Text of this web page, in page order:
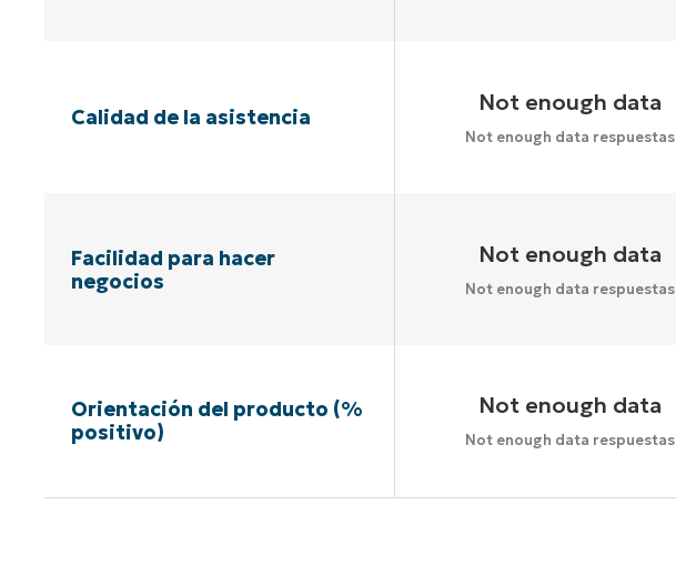
Calidad de la asistencia
Not enough data
Not enough data respuestas
Facilidad para hacer
negocios
Not enough data
Not enough data respuestas
Orientación del producto (%
positivo)
Not enough data
Not enough data respuestas